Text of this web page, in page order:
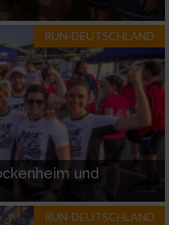
RUN-DEUTSCHLAND
und
RUN-DEUTSCHLAND